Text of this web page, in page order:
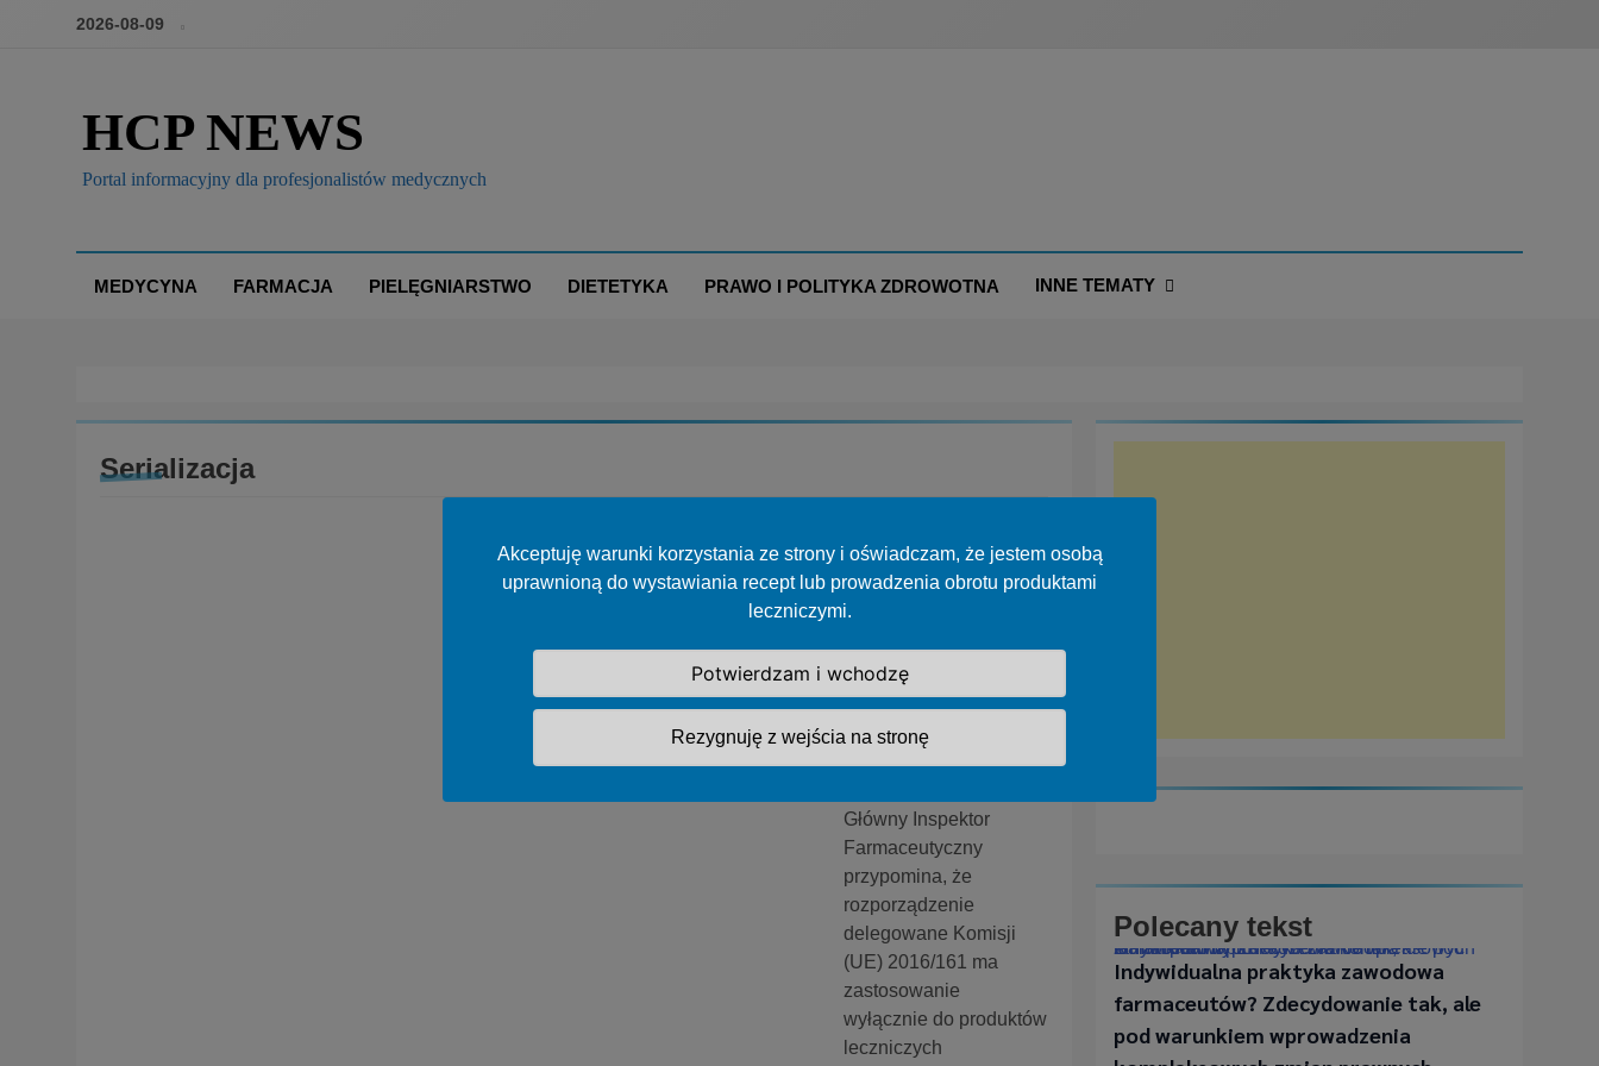
2026-08-09
HCP NEWS
Portal informacyjny dla profesjonalistów medycznych
MEDYCYNA FARMACJA PIELĘGNIARSTWO DIETETYKA PRAWO I POLITYKA ZDROWOTNA INNE TEMATY
Akceptuję warunki korzystania ze strony i oświadczam, że jestem osobą
uprawnioną do wystawiania recept lub prowadzenia obrotu produktami
leczniczymi.
Potwierdzam i wchodzę
Rezygnuję z wejścia na stronę
Serializacja
DECYZJE GIF/URPL/EMA/FDA
GIF:
Serializacja
produktów
przypadku
zmiany ich
kategorii
dostępności
Główny Inspektor
Farmaceutyczny
przypomina, że
rozporządzenie
delegowane Komisji
(UE) 2016/161 ma
zastosowanie
wyłącznie do produktów
leczniczych
Polecany tekst
Indywidualna praktyka zawodowa farmaceutów? Zdecydowanie tak, ale pod warunkiem wprowadzenia kompleksowych zmian prawnych
Indywidualna praktyka zawodowa
farmaceutów? Zdecydowanie tak, ale
pod warunkiem wprowadzenia